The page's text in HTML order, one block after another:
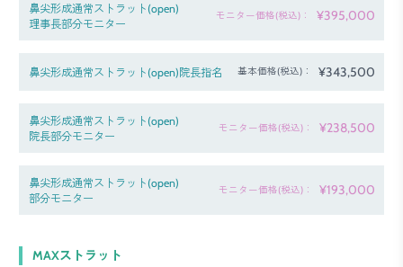
鼻尖形成通常ストラット(open)
理事長部分モニター
モニター価格(税込)： ¥395,000
鼻尖形成通常ストラット(open)院長指名 基本価格(税込)： ¥343,500
鼻尖形成通常ストラット(open)
院長部分モニター
モニター価格(税込)： ¥238,500
鼻尖形成通常ストラット(open)
部分モニター
モニター価格(税込)： ¥193,000
MAXストラット